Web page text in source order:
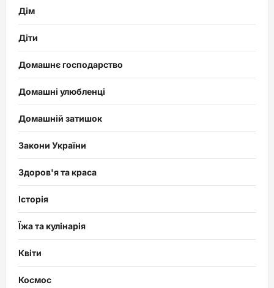
Дім
Діти
Домашнє господарство
Домашні улюбленці
Домашній затишок
Закони України
Здоров'я та краса
Історія
Їжа та кулінарія
Квіти
Космос